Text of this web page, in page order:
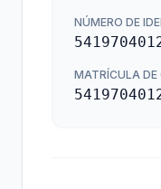
NÚMERO DE
MATRÍCULA DE